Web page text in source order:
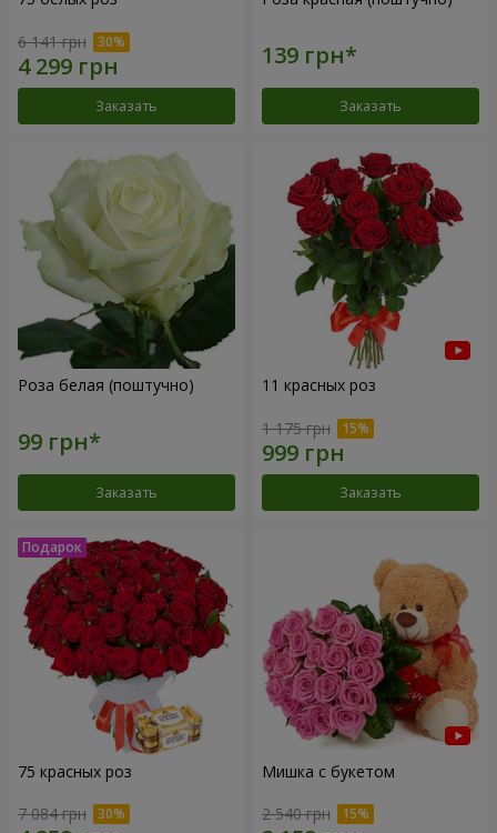
6 141 грн
Заказать Заказать
Роза белая (поштучно)
Заказать
11 красных роз
1 175 грн
Заказать
75 красных роз
7 084 грн
Мишка с букетом
2 540 грн